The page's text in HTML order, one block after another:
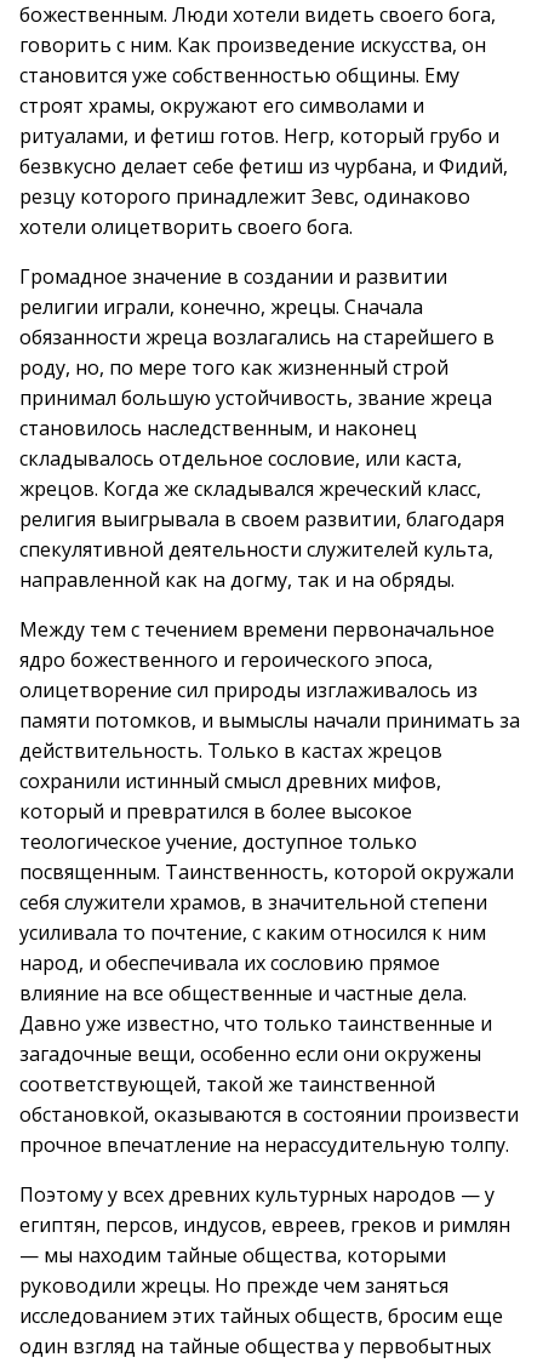
божественным. Люди хотели видеть своего бога,
говорить с ним. Как произведение искусства, он
становится уже собственностью общины. Ему
строят храмы, окружают его символами и
ритуалами, и фетиш готов. Негр, который грубо и
безвкусно делает себе фетиш из чурбана, и Фидий,
резцу которого принадлежит Зевс, одинаково
хотели олицетворить своего бога.
Громадное значение в создании и развитии
религии играли, конечно, жрецы. Сначала
обязанности жреца возлагались на старейшего в
роду, но, по мере того как жизненный строй
принимал большую устойчивость, звание жреца
становилось наследственным, и наконец
складывалось отдельное сословие, или каста,
жрецов. Когда же складывался жреческий класс,
религия выигрывала в своем развитии, благодаря
спекулятивной деятельности служителей культа,
направленной как на догму, так и на обряды.
Между тем с течением времени первоначальное
ядро божественного и героического эпоса,
олицетворение сил природы изглаживалось из
памяти потомков, и вымыслы начали принимать за
действительность. Только в кастах жрецов
сохранили истинный смысл древних мифов,
который и превратился в более высокое
теологическое учение, доступное только
посвященным. Таинственность, которой окружали
себя служители храмов, в значительной степени
усиливала то почтение, с каким относился к ним
народ, и обеспечивала их сословию прямое
влияние на все общественные и частные дела.
Давно уже известно, что только таинственные и
загадочные вещи, особенно если они окружены
соответствующей, такой же таинственной
обстановкой, оказываются в состоянии произвести
прочное впечатление на нерассудительную толпу.
Поэтому у всех древних культурных народов — у
египтян, персов, индусов, евреев, греков и римлян
— мы находим тайные общества, которыми
руководили жрецы. Но прежде чем заняться
исследованием этих тайных обществ, бросим еще
один взгляд на тайные общества у первобытных